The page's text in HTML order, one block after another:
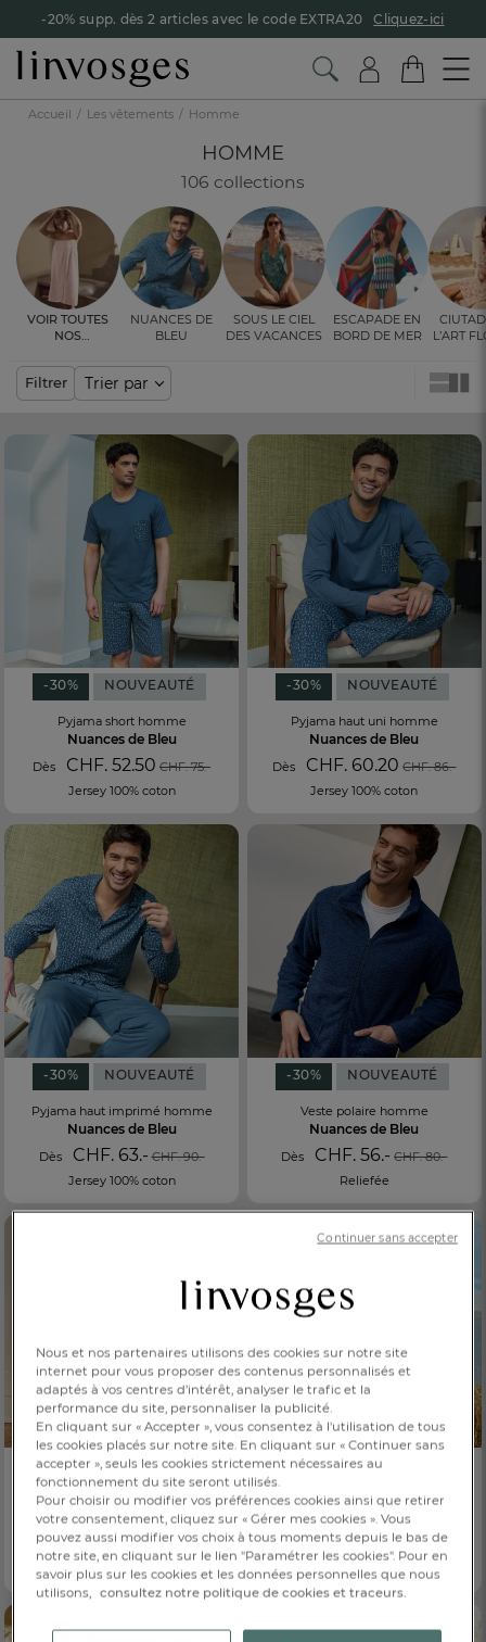
-20% supp. dès 2 articles avec le code EXTRA20 Cliquez-ici
AT
BE
Accueil Les vêtements Homme
HOMME
106 collections
Nuances de
bleu
Sous le ciel
des vacances
Escapade en
bord de mer l’art
Voir toutes
nos
Filtrer Trier par
-30% NOUVEAUTÉ
Pyjama short homme
Nuances de Bleu
Dès CHF. 52.50 CHF. 75.-
Jersey 100% coton
-30% NOUVEAUTÉ
Pyjama haut uni homme
Nuances de Bleu
Dès CHF. 60.20 CHF. 86.-
Jersey 100% coton
-30% NOUVEAUTÉ
Pyjama haut imprimé homme
Nuances de Bleu
Dès CHF. 63.- CHF. 90.-
Jersey 100% coton
-30% NOUVEAUTÉ
Veste polaire homme
Nuances de Bleu
Dès CHF. 56.- CHF. 80.-
Reliefée
Pyjama-short
Régate
DèsCHF. 80.-
Motif placé voilier
Veste homme
Océan
DèsCHF. 90.-
Broderie ancre
Nous et nos partenaires utilisons des cookies sur notre site
internet pour vous proposer des contenus personnalisés et
adaptés à vos centres d’intérêt, analyser le trafic et la
performance du site, personnaliser la publicité.
En cliquant sur « Accepter », vous consentez à l'utilisation de tous
les cookies placés sur notre site. En cliquant sur « Continuer sans
accepter », seuls les cookies strictement nécessaires au
fonctionnement du site seront utilisés.
Pour choisir ou modifier vos préférences cookies ainsi que retirer
votre consentement, cliquez sur « Gérer mes cookies ». Vous
pouvez aussi modifier vos choix à tous moments depuis le bas de
notre site, en cliquant sur le lien "Paramétrer les cookies". Pour en
savoir plus sur les cookies et les données personnelles que nous
utilisons, consultez notre politique de cookies et traceurs.
Continuer sans accepter